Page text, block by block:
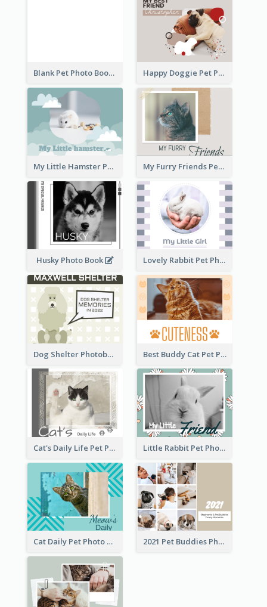
Blank Pet Photo Book Happy Doggie Pet Photo Book
My Little Hamster Pet Photo Book My Furry Friends Pet Photo Book
Husky Photo Book Lovely Rabbit Pet Photo Book
Dog Shelter Photobook Diagram Best Buddy Cat Pet Photo Book
Cat's Daily Life Pet Photo Book Little Rabbit Pet Photo Book
Cat Daily Pet Photo Book Details 2021 Pet Buddies Photo Book